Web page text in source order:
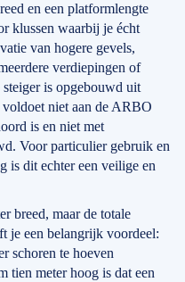
en een platformlengte
klussen waarbij je écht
van hogere gevels,
verdiepingen of
is opgebouwd uit
voldoet niet aan de ARBO
is en niet met
Voor particulier gebruik en
is dit echter een veilige en
breed, maar de totale
je een belangrijk voordeel:
schoren te hoeven
tien meter hoog is dat een